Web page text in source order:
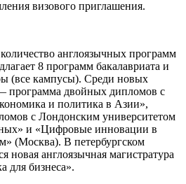
визового приглашения.
англоязычных программ
8 программ бакалавриата и
(все кампусы). Среди новых
программа двойных дипломов с
и политика в Азии»,
с Лондонским университетом
и «Цифровые инновации в
(Москва). В петербургском
англоязычная магистратура
для бизнеса».